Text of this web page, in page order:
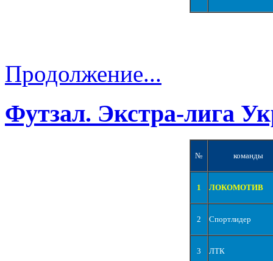
Продолжение...
Футзал. Экстра-лига
№ команды
1 ЛОКОМОТИВ
2 Спортлидер
3 ЛТК